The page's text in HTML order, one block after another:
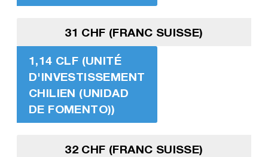
31 CHF (FRANC SUISSE)
1,14 CLF (UNITÉ
D'INVESTISSEMENT
CHILIEN (UNIDAD
DE FOMENTO))
32 CHF (FRANC SUISSE)